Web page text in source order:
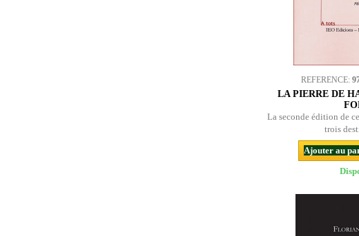
REFERENCE:
LA PIERRE DE
La seconde édition de
trois
Ajouter au